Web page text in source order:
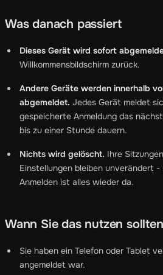
Was danach passiert
Dieses Gerät wird sofort
Willkommensbildschirm zurück.
Andere Geräte werden innerhalb
abgemeldet. Jedes Gerät meldet
gespeicherte Anmeldung das
bis zu einer Stunde dauern.
Nichts wird gelöscht. Ihre
Einstellungen bleiben unverändert
Anmelden ist alles wieder da.
Wann Sie das nutzen sollten
Sie haben ein Telefon oder Tablet
angemeldet war.